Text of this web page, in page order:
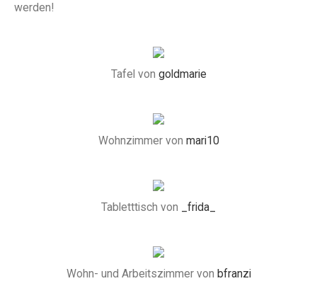
werden!
Tafel von goldmarie
Wohnzimmer von mari10
Tabletttisch von _frida_
Wohn- und Arbeitszimmer von bfranzi